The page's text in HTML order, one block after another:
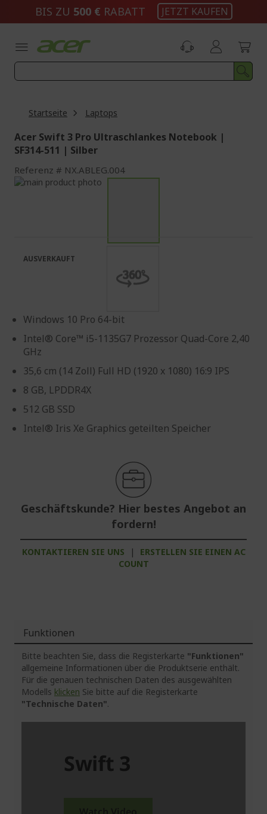
BIS ZU 500 € RABATT JETZT KAUFEN
Startseite Laptops
Acer Swift 3 Pro Ultraschlankes Notebook |
SF314-511 | Silber
Referenz NX.ABLEG.004
Zum
Windows 10 Pro 64-bit
Intel® Core™ i5-1135G7 Prozessor Quad-Core 2,40
GHz
35,6 cm (14 Zoll) Full HD (1920 x 1080) 16:9 IPS
8 GB, LPDDR4X
512 GB SSD
Intel® Iris Xe Graphics geteilten Speicher
Geschäftskunde? Hier bestes Angebot an
fordern!
KONTAKTIEREN SIE UNS |
ERSTELLEN SIE EINEN AC
COUNT
AUSVERKAUFT
Funktionen
Bitte beachten Sie, dass die Registerkarte "Funktionen"
allgemeine Informationen über die Produktserie enthält.
Für die genauen technischen Daten des ausgewählten
Modells klicken Sie bitte auf die Registerkarte
"Technische Daten".